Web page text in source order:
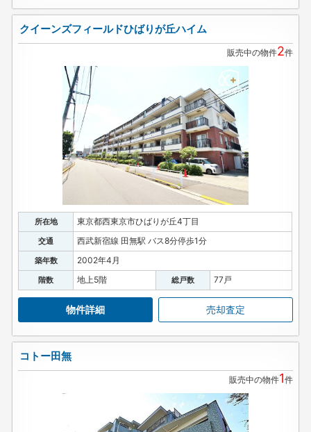
クイーンズフィールドひばりが丘ハイム
販売中の物件2件
所在地 東京都西東京市ひばりが丘4丁目
交通 西武新宿線 田無駅 バス8分停歩1分
築年数 2002年4月
階数 地上5階 総戸数 77戸
物件詳細 売却査定
コトー田無
販売中の物件1件